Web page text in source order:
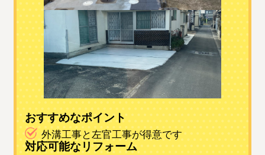
おすすめなポイント
外溝工事と左官工事が得意です
対応可能なリフォーム